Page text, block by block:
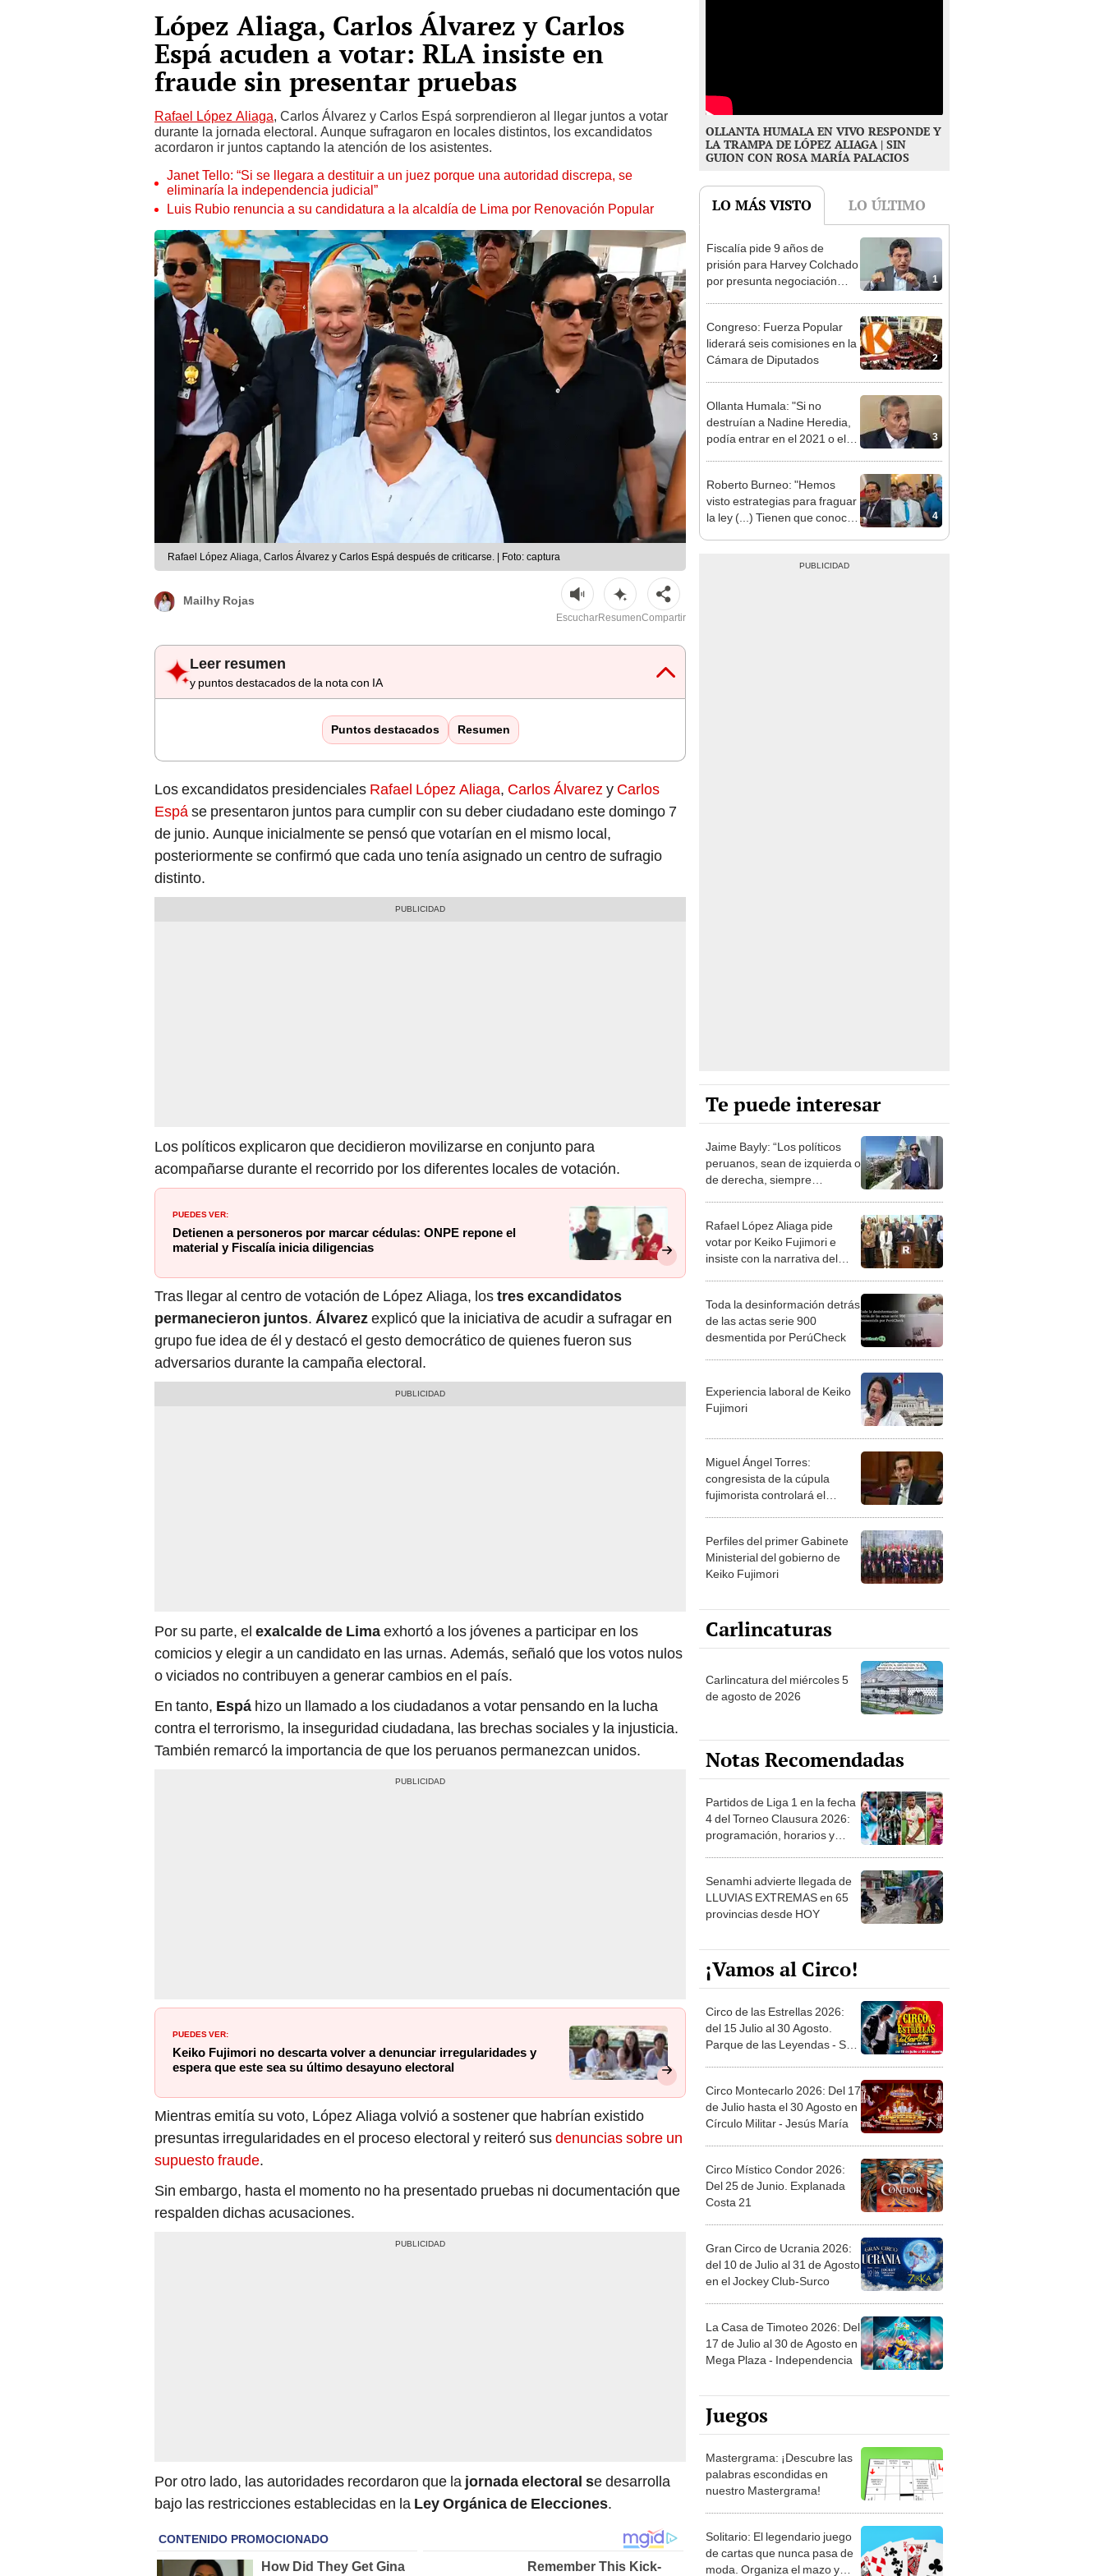
López Aliaga, Carlos Álvarez y Carlos
Espá acuden a votar: RLA insiste en
fraude sin presentar pruebas
Rafael López Aliaga, Carlos Álvarez y Carlos Espá sorprendieron al llegar juntos a votar
durante la jornada electoral. Aunque sufragaron en locales distintos, los excandidatos
acordaron ir juntos captando la atención de los asistentes.
Janet Tello: “Si se llegara a destituir a un juez porque una autoridad discrepa, se
eliminaría la independencia judicial”
Luis Rubio renuncia a su candidatura a la alcaldía de Lima por Renovación Popular
Rafael López Aliaga, Carlos Álvarez y Carlos Espá después de criticarse. | Foto: captura
Mailhy Rojas
EscucharResumenCompartir
Leer resumen
y puntos destacados de la nota con IA
Puntos destacados Resumen
Los excandidatos presidenciales Rafael López Aliaga, Carlos Álvarezy Carlos
Espáse presentaron juntos para cumplir con su deber ciudadano este domingo 7
de junio. Aunque inicialmente se pensó que votarían en el mismo local,
posteriormente se confirmó que cada uno tenía asignado un centro de sufragio
distinto.
Los políticos explicaron que decidieron movilizarse en conjunto para
acompañarse durante el recorrido por los diferentes locales de votación.
PUEDES VER:
Detienen a personeros por marcar cédulas: ONPE repone el
material y Fiscalía inicia diligencias
Tras llegar al centro de votación de López Aliaga, lostres excandidatos
permanecieron juntos. Álvarezexplicó que la iniciativa de acudir a sufragar en
grupo fue idea de él y destacó el gesto democrático de quienes fueron sus
adversarios durante la campaña electoral.
Por su parte, el exalcalde de Limaexhortó a los jóvenes a participar en los
comicios y elegir a un candidato en las urnas. Además, señaló que los votos nulos
o viciados no contribuyen a generar cambios en el país.
En tanto, Espá hizo un llamado a los ciudadanos a votar pensando en la lucha
contra el terrorismo, la inseguridad ciudadana, las brechas sociales y la injusticia.
También remarcó la importancia de que los peruanos permanezcan unidos.
PUEDES VER:
Keiko Fujimori no descarta volver a denunciar irregularidades y
espera que este sea su último desayuno electoral
Mientras emitía su voto, López Aliaga volvió a sostener que habrían existido
presuntas irregularidades en el proceso electoral y reiteró susdenuncias sobre un
supuesto fraude.
Sin embargo, hasta el momento no ha presentado pruebas ni documentación que
respalden dichas acusaciones.
Por otro lado, las autoridades recordaron que la jornada electoral se desarrolla
bajo las restricciones establecidas en la Ley Orgánica de Elecciones.
OLLANTA HUMALA EN VIVO RESPONDE Y
LA TRAMPA DE LÓPEZ ALIAGA | SIN
GUION CON ROSA MARÍA PALACIOS
LO MÁS VISTO LO ÚLTIMO
1
Fiscalía pide 9 años de
prisión para Harvey Colchado
por presunta negociación
2
Congreso: Fuerza Popular
liderará seis comisiones en la
Cámara de Diputados
3
Ollanta Humala: "Si no
destruían a Nadine Heredia,
podía entrar en el 2021 o el
4
Roberto Burneo: "Hemos
visto estrategias para fraguar
la ley (...) Tienen que conocer
Te puede interesar
Jaime Bayly: “Los políticos
peruanos, sean de izquierda o
de derecha, siempre
Rafael López Aliaga pide
votar por Keiko Fujimori e
insiste con la narrativa del
Toda la desinformación detrás
de las actas serie 900
desmentida por PerúCheck
Experiencia laboral de Keiko
Fujimori
Miguel Ángel Torres:
congresista de la cúpula
fujimorista controlará el
Perfiles del primer Gabinete
Ministerial del gobierno de
Keiko Fujimori
Carlincaturas
Carlincatura del miércoles 5
de agosto de 2026
Notas Recomendadas
Partidos de Liga 1 en la fecha
4 del Torneo Clausura 2026:
programación, horarios y
Senamhi advierte llegada de
LLUVIAS EXTREMAS en 65
provincias desde HOY
¡Vamos al Circo!
Circo de las Estrellas 2026:
del 15 Julio al 30 Agosto.
Parque de las Leyendas - San
Circo Montecarlo 2026: Del 17
de Julio hasta el 30 Agosto en
Círculo Militar - Jesús María
Circo Místico Condor 2026:
Del 25 de Junio. Explanada
Costa 21
Gran Circo de Ucrania 2026:
del 10 de Julio al 31 de Agosto
en el Jockey Club-Surco
La Casa de Timoteo 2026: Del
17 de Julio al 30 de Agosto en
Mega Plaza - Independencia
Juegos
Mastergrama: ¡Descubre las
palabras escondidas en
nuestro Mastergrama!
Solitario: El legendario juego
de cartas que nunca pasa de
moda. Organiza el mazo y